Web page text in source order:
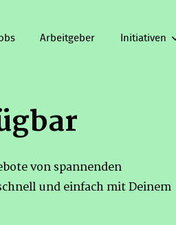
Arbeitgeber Initiativen
von spannenden
und einfach mit Deinem